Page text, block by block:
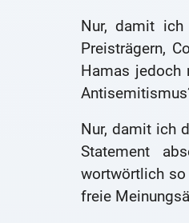
Nur, damit ich
Preisträgern,
Hamas jedoch
Nur, damit ich
Statement
wortwörtlich so
freie